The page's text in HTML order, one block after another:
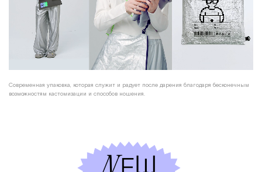
Современная упаковка, которая служит и радует после дарения благодаря бесконечным
возможностям кастомизации и способов ношения.